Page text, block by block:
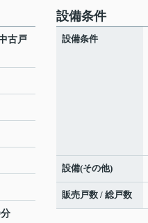
古戸
設備条件
設備条件
設備(その他)
販売戸数 / 総戸数